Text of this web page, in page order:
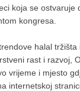
koja se ostvaruje
kongresa.
halal tržišta
rast i razvoj,
vrijeme i mjesto
internetskoj